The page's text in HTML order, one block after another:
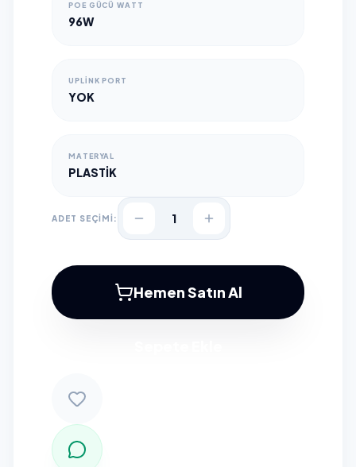
POE GÜCÜ WATT
96W
UPLINK PORT
YOK
MATERYAL
PLASTIK
ADET SEÇİMİ: 1
Hemen Satın Al